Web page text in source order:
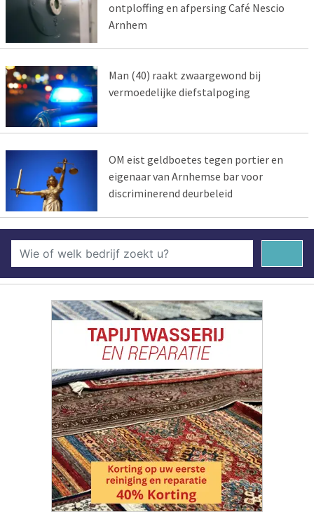
ontploffing en afpersing Café Nescio
Arnhem
Man (40) raakt zwaargewond bij
vermoedelijke diefstalpoging
OM eist geldboetes tegen portier en
eigenaar van Arnhemse bar voor
discriminerend deurbeleid